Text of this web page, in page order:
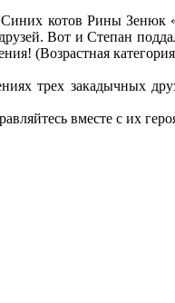
котов Рины Зенюк
Вот и Степан
(Возрастная
трех закадычных
вместе с их